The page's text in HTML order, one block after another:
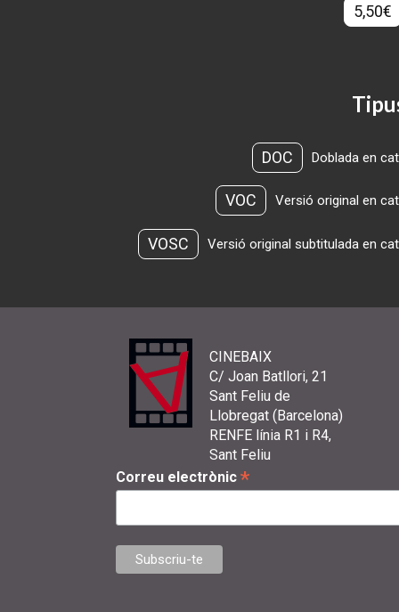
5,50€
DOC Doblada en
VOC Versió original en
VOSC Versió original subtitulada en
CINEBAIX
C/ Joan Batllori, 21
Sant Feliu de
Llobregat (Barcelona)
RENFE línia R1 i R4,
Sant Feliu
Correu electrònic *